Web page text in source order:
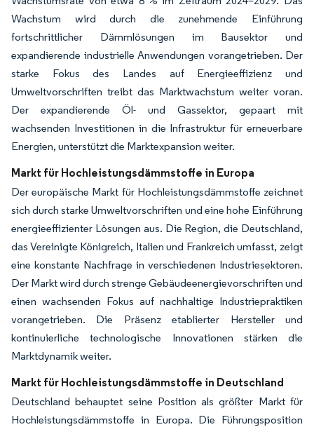
Wachstum wird durch die zunehmende Einführung
fortschrittlicher Dämmlösungen im Bausektor und
expandierende industrielle Anwendungen vorangetrieben. Der
starke Fokus des Landes auf Energieeffizienz und
Umweltvorschriften treibt das Marktwachstum weiter voran.
Der expandierende Öl- und Gassektor, gepaart mit
wachsenden Investitionen in die Infrastruktur für erneuerbare
Energien, unterstützt die Marktexpansion weiter.
Markt für Hochleistungsdämmstoffe in Europa
Der europäische Markt für Hochleistungsdämmstoffe zeichnet
sich durch starke Umweltvorschriften und eine hohe Einführung
energieeffizienter Lösungen aus. Die Region, die Deutschland,
das Vereinigte Königreich, Italien und Frankreich umfasst, zeigt
eine konstante Nachfrage in verschiedenen Industriesektoren.
Der Markt wird durch strenge Gebäudeenergievorschriften und
einen wachsenden Fokus auf nachhaltige Industriepraktiken
vorangetrieben. Die Präsenz etablierter Hersteller und
kontinuierliche technologische Innovationen stärken die
Marktdynamik weiter.
Markt für Hochleistungsdämmstoffe in Deutschland
Deutschland behauptet seine Position als größter Markt für
Hochleistungsdämmstoffe in Europa. Die Führungsposition